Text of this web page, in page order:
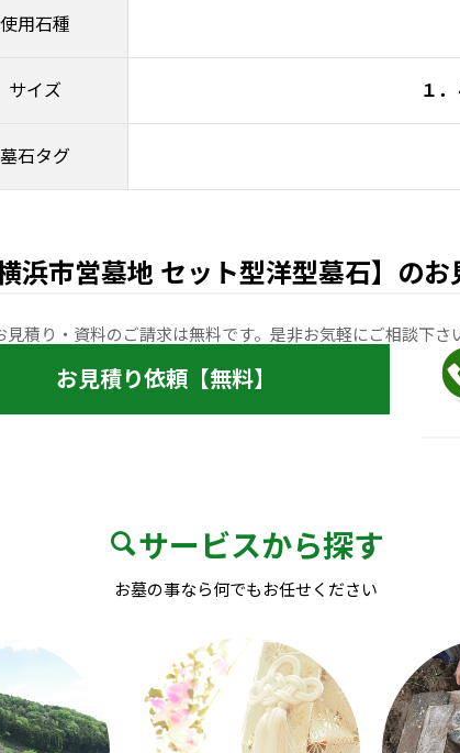
使用石種
サイズ １
墓石タグ
横浜市営墓地 セット型洋型墓石】の
見積り・資料のご請求は無料です。是非お気軽にご相談下さ
お見積り依頼【無料】
サービスから探す
お墓の事なら何でもお任せください